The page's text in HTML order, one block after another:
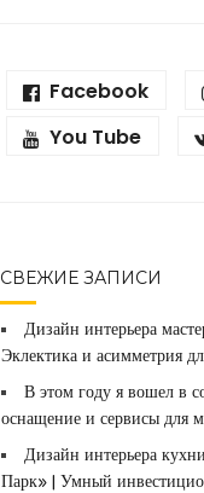
Facebook
You Tube
СВЕЖИЕ ЗАПИСИ
Дизайн интерьера
Эклектика и асимметрия
В этом году я вошел в
оснащение и сервисы для
Дизайн интерьера
Парк» | Умный